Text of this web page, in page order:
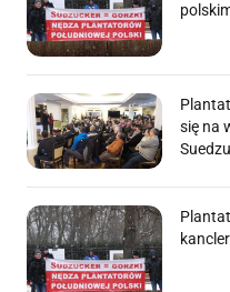
się na